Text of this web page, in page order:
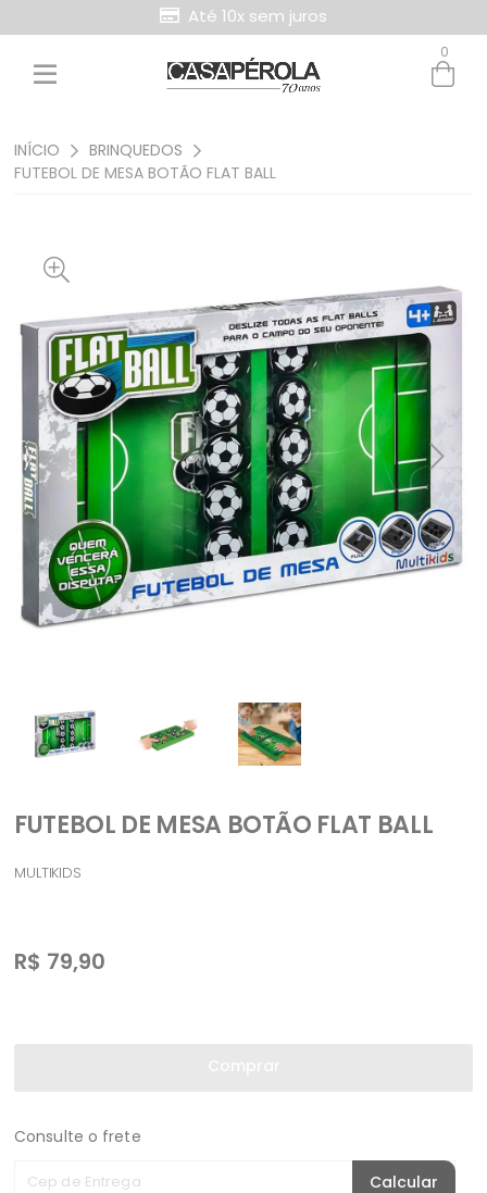
Entre com email ou cpf/cnpj
Até 10x sem juros
0
INÍCIO
BRINQUEDOS
FUTEBOL DE MESA BOTÃO FLAT BALL
FUTEBOL DE MESA BOTÃO FLAT BALL
MULTIKIDS
R$ 79,90
Consulte o frete
Cep de Entrega Calcular